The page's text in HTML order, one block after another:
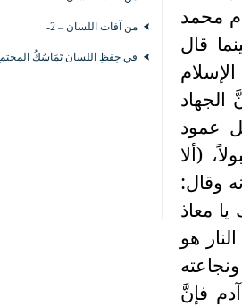
محمد
قال
الجهاد
عمود
(ألا
وقال:
معاذ
هو
فإنَّ
من آفات اللسان – 2-
في حِفظِ اللسان تَمَاسُكُ